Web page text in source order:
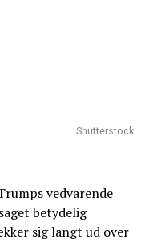
Shutterstock
vedvarende
betydelig
sig langt ud over